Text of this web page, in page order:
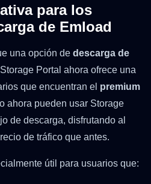
para los
de Emload
una opción de descarga de
Portal ahora ofrece una
que encuentran el premium
ahora pueden usar Storage
de descarga, disfrutando al
de tráfico que antes.
útil para usuarios que: